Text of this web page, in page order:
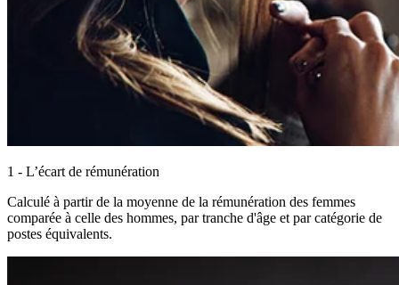
1 - L’écart de rémunération
Calculé à partir de la moyenne de la rémunération des femmes
comparée à celle des hommes, par tranche d'âge et par catégorie de
postes équivalents.